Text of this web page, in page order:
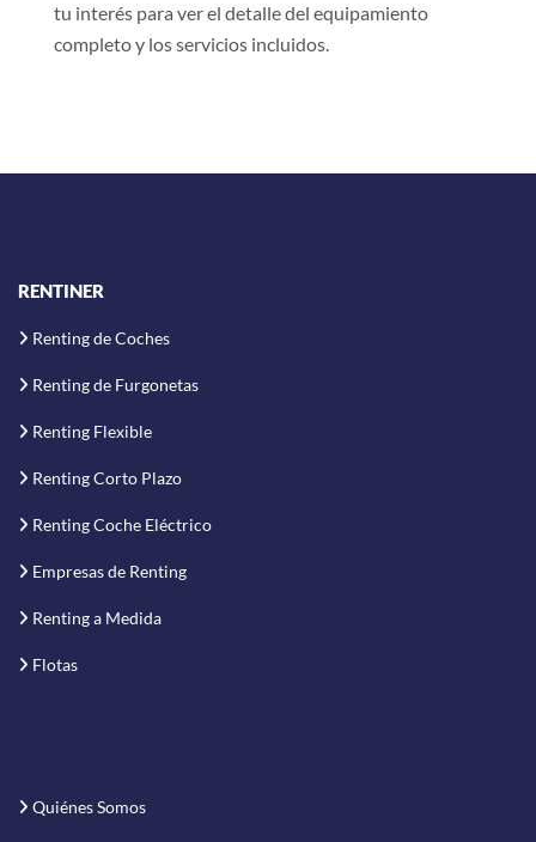
tu interés para ver el detalle del equipamiento
completo y los servicios incluidos.
RENTINER
Renting de Coches
Renting de Furgonetas
Renting Flexible
Renting Corto Plazo
Renting Coche Eléctrico
Empresas de Renting
Renting a Medida
Flotas
Quiénes Somos